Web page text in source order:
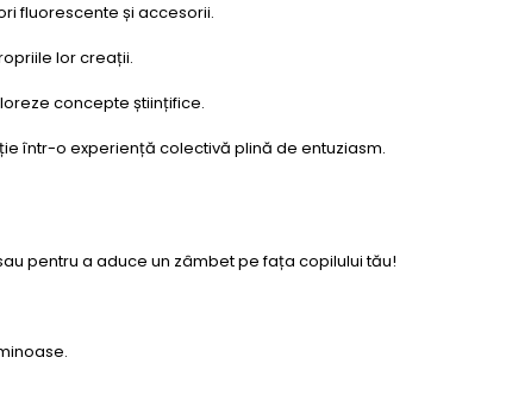
fluorescente și accesorii.
lor creații.
concepte științifice.
într-o experiență colectivă plină de entuziasm.
pentru a aduce un zâmbet pe fața copilului tău!